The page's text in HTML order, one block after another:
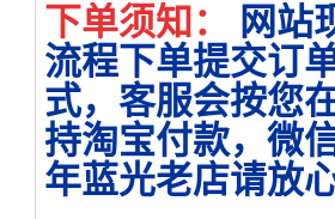
下单须知：
网站
流程下单提交订
式，客服会按您
持淘宝付款，微
年蓝光老店请放